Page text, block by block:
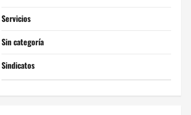
Servicios
Sin categoría
Sindicatos